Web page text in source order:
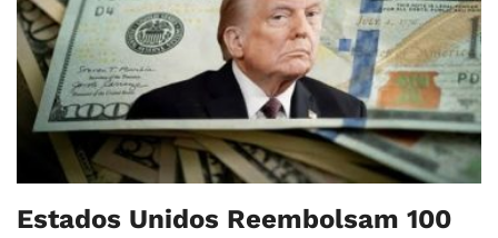
Estados Unidos Reembolsam 100